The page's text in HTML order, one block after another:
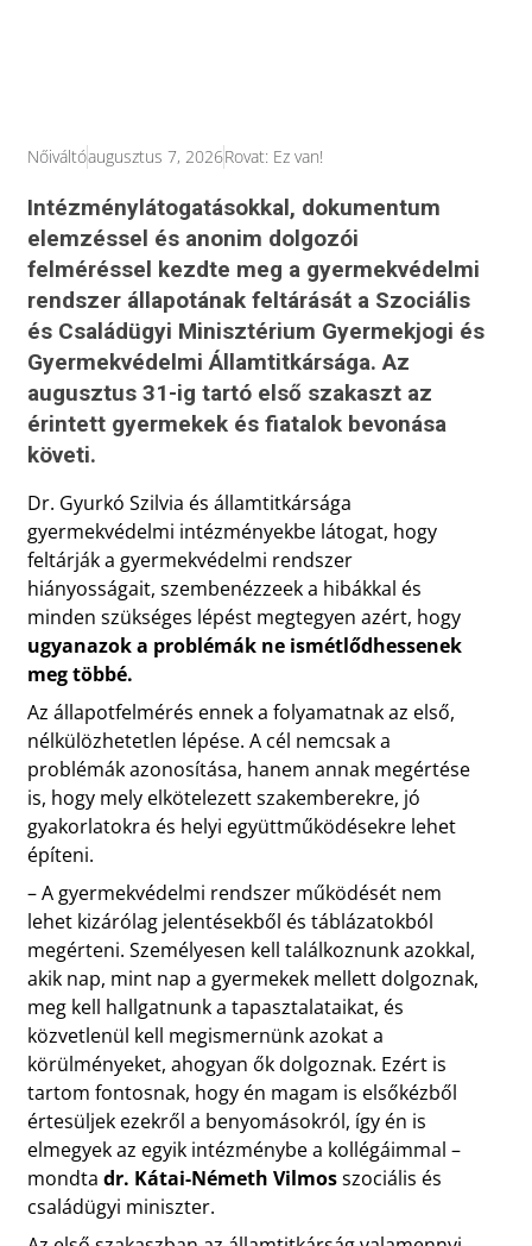
Nőiváltóaugusztus 7, 2026Rovat: Ez van!
Intézménylátogatásokkal, dokumentum
elemzéssel és anonim dolgozói
felméréssel kezdte meg a gyermekvédelmi
rendszer állapotának feltárását a Szociális
és Családügyi Minisztérium Gyermekjogi és
Gyermekvédelmi Államtitkársága. Az
augusztus 31-ig tartó első szakaszt az
érintett gyermekek és fiatalok bevonása
követi.
Dr. Gyurkó Szilvia és államtitkársága
gyermekvédelmi intézményekbe látogat, hogy
feltárják a gyermekvédelmi rendszer
hiányosságait, szembenézzeek a hibákkal és
minden szükséges lépést megtegyen azért, hogy
ugyanazok a problémák ne ismétlődhessenek
meg többé.
Az állapotfelmérés ennek a folyamatnak az első,
nélkülözhetetlen lépése. A cél nemcsak a
problémák azonosítása, hanem annak megértése
is, hogy mely elkötelezett szakemberekre, jó
gyakorlatokra és helyi együttműködésekre lehet
építeni.
– A gyermekvédelmi rendszer működését nem
lehet kizárólag jelentésekből és táblázatokból
megérteni. Személyesen kell találkoznunk azokkal,
akik nap, mint nap a gyermekek mellett dolgoznak,
meg kell hallgatnunk a tapasztalataikat, és
közvetlenül kell megismernünk azokat a
körülményeket, ahogyan ők dolgoznak. Ezért is
tartom fontosnak, hogy én magam is elsőkézből
értesüljek ezekről a benyomásokról, így én is
elmegyek az egyik intézménybe a kollégáimmal –
mondta dr. Kátai-Németh Vilmosszociális és
családügyi miniszter.